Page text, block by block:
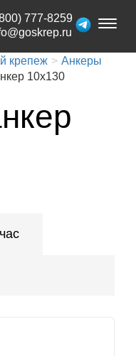
Toggle
777-8259
крепеж
Анкеры
10x130